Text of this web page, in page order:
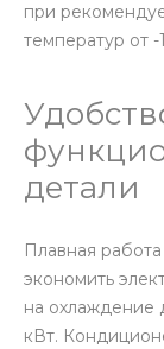
при
температур от -
детали
Плавная
экономить
на охлаждение
кВт.